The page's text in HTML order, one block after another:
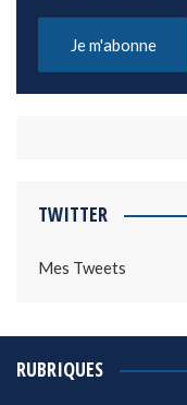
TWITTER
Mes Tweets
RUBRIQUES